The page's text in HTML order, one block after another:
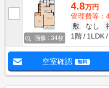
画像 : 34枚
4.8万円
管理費等：
敷
なし
1階
1LDK
空室確認 無料